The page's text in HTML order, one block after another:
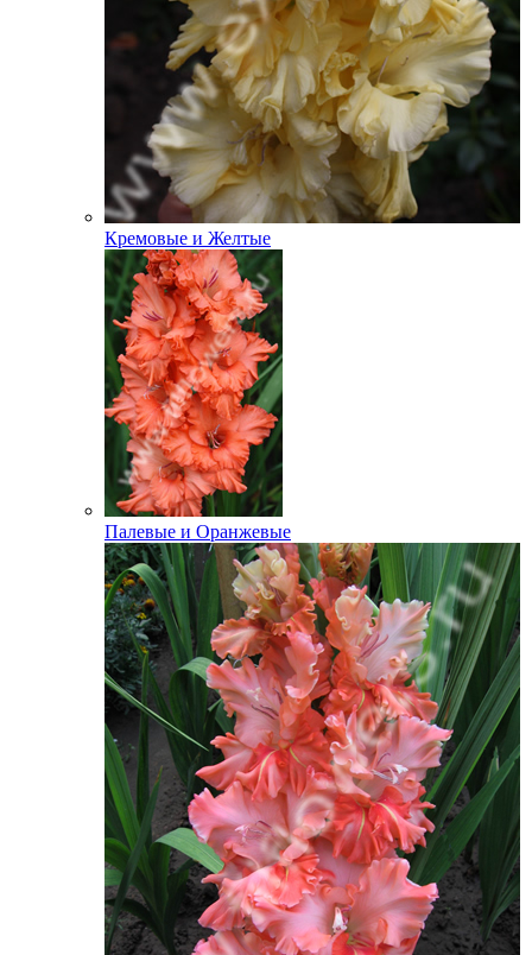
Кремовые и Желтые
Палевые и Оранжевые